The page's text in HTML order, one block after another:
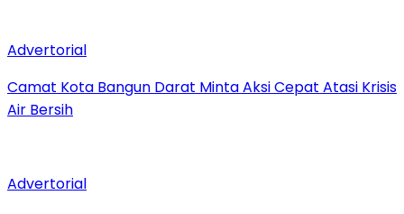
Advertorial
Camat Kota Bangun Darat Minta Aksi Cepat Atasi Krisis
Air Bersih
Advertorial